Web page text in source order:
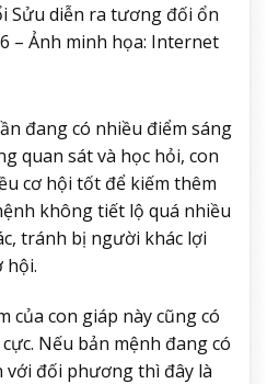
Sửu diễn ra tương đối ổn
– Ảnh minh họa: Internet
đang có nhiều điểm sáng
quan sát và học hỏi, con
cơ hội tốt để kiếm thêm
không tiết lộ quá nhiều
tránh bị người khác lợi
hội.
của con giáp này cũng có
Nếu bản mệnh đang có
với đối phương thì đây là